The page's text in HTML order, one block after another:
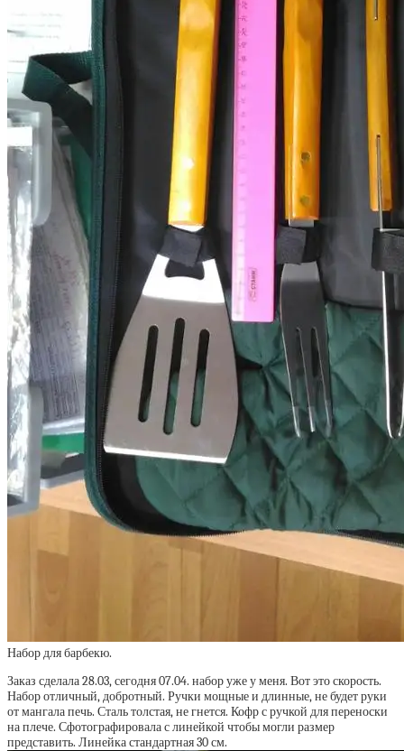
Набор для барбекю.
Заказ сделала 28.03, сегодня 07.04. набор уже у меня. Вот это скорость.
Набор отличный, добротный. Ручки мощные и длинные, не будет руки
от мангала печь. Сталь толстая, не гнется. Кофр с ручкой для переноски
на плече. Сфотографировала с линейкой чтобы могли размер
представить. Линейка стандартная 30 см.